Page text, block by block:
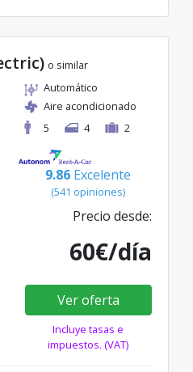
o similar
Automático
Aire acondicionado
5
4 2
9.86 Excelente
(541 opiniones)
Precio desde:
60€/día
Ver oferta
Incluye tasas e
impuestos. (VAT)